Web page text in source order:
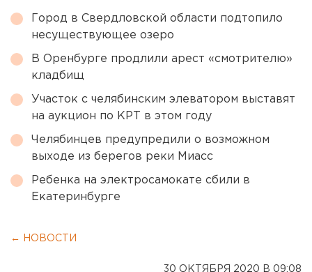
Город в Свердловской области подтопило
несуществующее озеро
В Оренбурге продлили арест «смотрителю»
кладбищ
Участок с челябинским элеватором выставят
на аукцион по КРТ в этом году
Челябинцев предупредили о возможном
выходе из берегов реки Миасс
Ребенка на электросамокате сбили в
Екатеринбурге
← НОВОСТИ
30 ОКТЯБРЯ 2020 В 09:08